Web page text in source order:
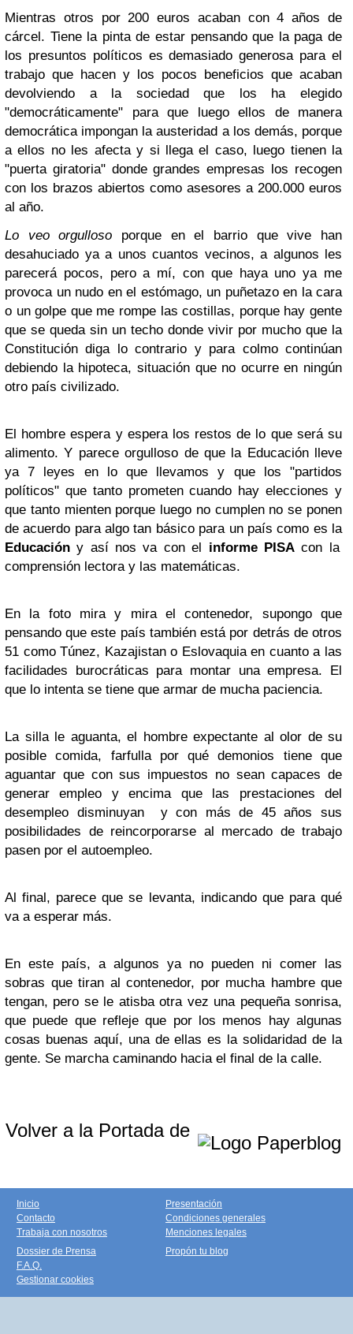
Mientras otros por 200 euros acaban con 4 años de
cárcel. Tiene la pinta de estar pensando que la paga de
los presuntos políticos es demasiado generosa para el
trabajo que hacen y los pocos beneficios que acaban
devolviendo a la sociedad que los ha elegido
"democráticamente" para que luego ellos de manera
democrática impongan la austeridad a los demás, porque
a ellos no les afecta y si llega el caso, luego tienen la
"puerta giratoria" donde grandes empresas los recogen
con los brazos abiertos como asesores a 200.000 euros
al año.
Lo veo orgulloso porque en el barrio que vive han
desahuciado ya a unos cuantos vecinos, a algunos les
parecerá pocos, pero a mí, con que haya uno ya me
provoca un nudo en el estómago, un puñetazo en la cara
o un golpe que me rompe las costillas, porque hay gente
que se queda sin un techo donde vivir por mucho que la
Constitución diga lo contrario y para colmo continúan
debiendo la hipoteca, situación que no ocurre en ningún
otro país civilizado.
El hombre espera y espera los restos de lo que será su
alimento. Y parece orgulloso de que la Educación lleve
ya 7 leyes en lo que llevamos y que los "partidos
políticos" que tanto prometen cuando hay elecciones y
que tanto mienten porque luego no cumplen no se ponen
de acuerdo para algo tan básico para un país como es la
Educacióny así nos va con el informe PISAcon la
comprensión lectora y las matemáticas.
En la foto mira y mira el contenedor, supongo que
pensando que este país también está por detrás de otros
51 como Túnez, Kazajistan o Eslovaquia en cuanto a las
facilidades burocráticas para montar una empresa. El
que lo intenta se tiene que armar de mucha paciencia.
La silla le aguanta, el hombre expectante al olor de su
posible comida, farfulla por qué demonios tiene que
aguantar que con sus impuestos no sean capaces de
generar empleo y encima que las prestaciones del
desempleo disminuyan y con más de 45 años sus
posibilidades de reincorporarse al mercado de trabajo
pasen por el autoempleo.
Al final, parece que se levanta, indicando que para qué
va a esperar más.
En este país, a algunos ya no pueden ni comer las
sobras que tiran al contenedor, por mucha hambre que
tengan, pero se le atisba otra vez una pequeña sonrisa,
que puede que refleje que por los menos hay algunas
cosas buenas aquí, una de ellas es la solidaridad de la
gente. Se marcha caminando hacia el final de la calle.
Volver a la Portada de
Inicio
Contacto
Trabaja con nosotros
Presentación
Condiciones generales
Menciones legales
Dossier de Prensa
F.A.Q.
Gestionar cookies
Propón tu blog